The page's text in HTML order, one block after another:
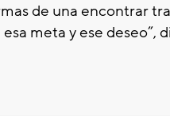
de una encontrar
meta y ese deseo”,